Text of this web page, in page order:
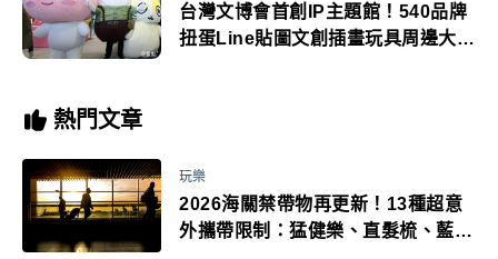
台灣文博會首創IP主題館！540品牌
扭蛋Line貼圖文創插畫玩具周邊大匯
熱門文章
玩樂
2026海關禁帶物再更新！13種超意
外攜帶限制：猛健樂、直髮梳、藍牙